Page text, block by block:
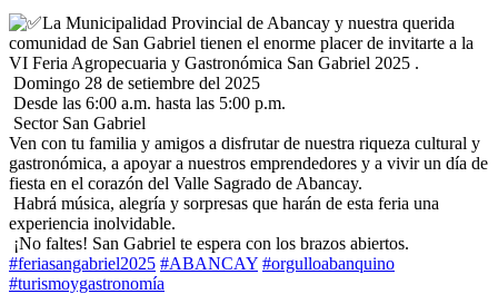
La Municipalidad Provincial de Abancay y nuestra querida
comunidad de San Gabriel tienen el enorme placer de invitarte a la
VI Feria Agropecuaria y Gastronómica San Gabriel 2025 .
Domingo 28 de setiembre del 2025
Desde las 6:00 a.m. hasta las 5:00 p.m.
Sector San Gabriel
Ven con tu familia y amigos a disfrutar de nuestra riqueza cultural y
gastronómica, a apoyar a nuestros emprendedores y a vivir un día de
fiesta en el corazón del Valle Sagrado de Abancay.
Habrá música, alegría y sorpresas que harán de esta feria una
experiencia inolvidable.
¡No faltes! San Gabriel te espera con los brazos abiertos.
#feriasangabriel2025 #ABANCAY #orgulloabanquino
#turismoygastronomía